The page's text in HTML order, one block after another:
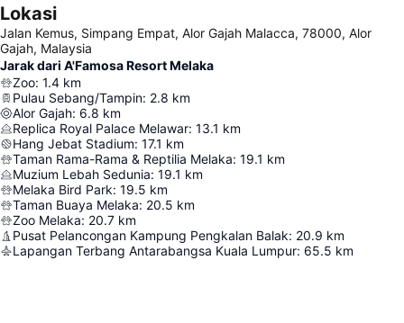
Lokasi
Jalan Kemus, Simpang Empat, Alor Gajah Malacca, 78000, Alor
Gajah, Malaysia
Jarak dari A'Famosa Resort Melaka
Zoo: 1.4 km
Pulau Sebang/Tampin: 2.8 km
Alor Gajah: 6.8 km
Replica Royal Palace Melawar: 13.1 km
Hang Jebat Stadium: 17.1 km
Taman Rama-Rama & Reptilia Melaka: 19.1 km
Muzium Lebah Sedunia: 19.1 km
Melaka Bird Park: 19.5 km
Taman Buaya Melaka: 20.5 km
Zoo Melaka: 20.7 km
Pusat Pelancongan Kampung Pengkalan Balak: 20.9 km
Lapangan Terbang Antarabangsa Kuala Lumpur: 65.5 km